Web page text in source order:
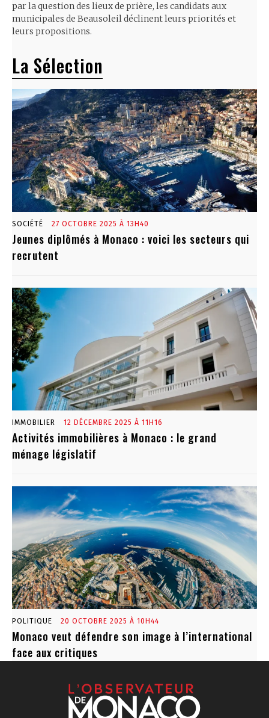
par la question des lieux de prière, les candidats aux
municipales de Beausoleil déclinent leurs priorités et
leurs propositions.
La Sélection
SOCIÉTÉ 27 OCTOBRE 2025 À 13H40
Jeunes diplômés à Monaco : voici les secteurs qui
recrutent
IMMOBILIER 12 DÉCEMBRE 2025 À 11H16
Activités immobilières à Monaco : le grand
ménage législatif
POLITIQUE 20 OCTOBRE 2025 À 10H44
Monaco veut défendre son image à l’international
face aux critiques